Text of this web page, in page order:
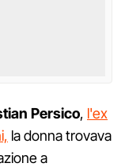
Persico, l'ex
la donna trovava
a